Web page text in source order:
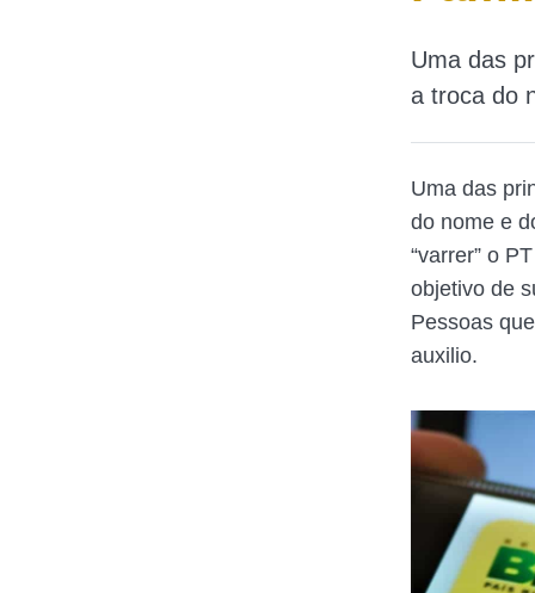
Uma das
a troca do
Uma das
do nome e
“varrer” o
objetivo de
Pessoas
auxilio.